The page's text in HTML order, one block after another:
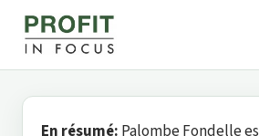
En résumé: Palombe Fondelle